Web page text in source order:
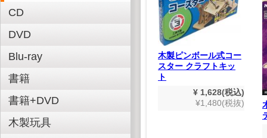
CD
DVD
Blu-ray
書籍
書籍+DVD
木製玩具
木製
税込)
税抜)
¥ 1,980(税込)
¥1,800(税抜)
木製ピンボール式コー
スター クラフトキッ
ト
¥ 1,628(税込)
¥1,480(税抜)